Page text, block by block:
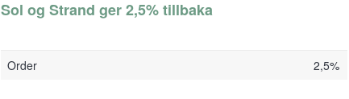
Sol og Strand ger 2,5% tillbaka
Order 2,5%